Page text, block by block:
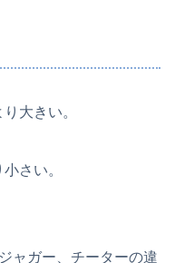
大きい。
さい。
ャガー、チーターの違